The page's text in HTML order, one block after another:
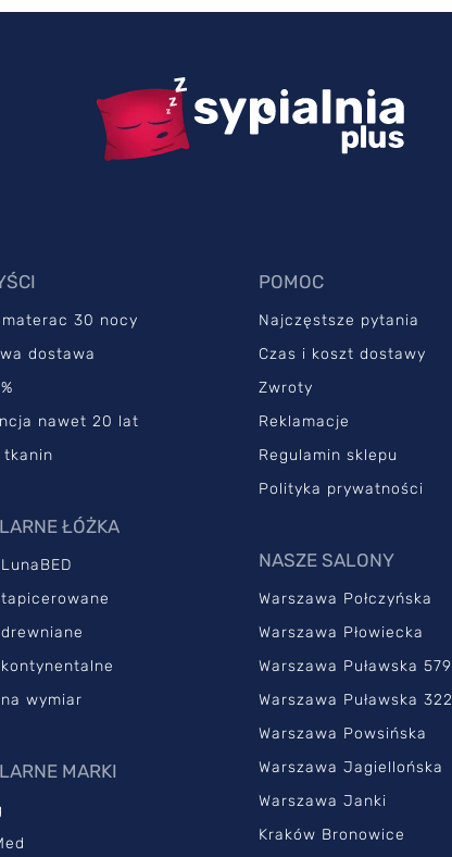
30 nocy
dostawa
nawet 20 lat
tkanin
ŁÓŻKA
wymiar
MARKI
POMOC
Najczęstsze pytania
Czas i koszt dostawy
Zwroty
Reklamacje
Regulamin sklepu
Polityka prywatności
NASZE SALONY
Warszawa Połczyńska
Warszawa Płowiecka
Warszawa Puławska 579
Warszawa Puławska 322
Warszawa Powsińska
Warszawa Jagiellońska
Warszawa Janki
Kraków Bronowice